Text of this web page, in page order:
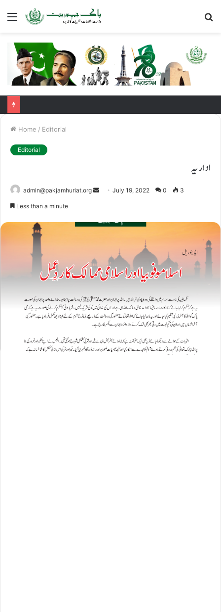
Menu
Home / Editorial
Editorial
اداریہ
admin@pakjamhuriat.org
Send July 19, 2022 0 3
Less than a minute